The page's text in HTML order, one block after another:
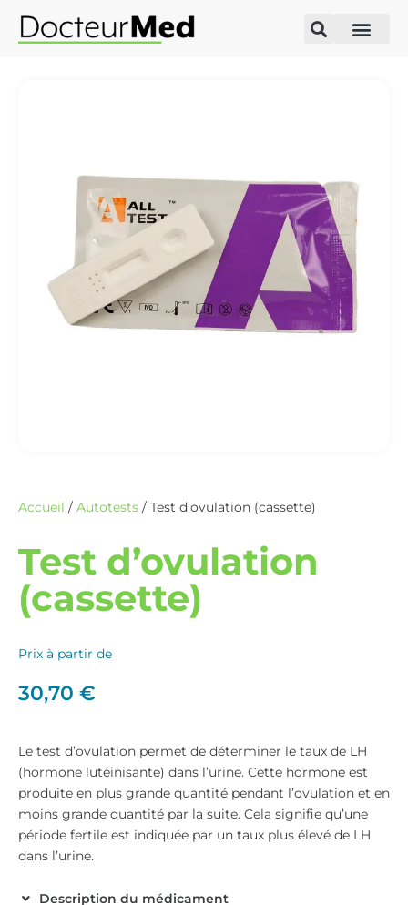
Accueil / Autotests / Test d’ovulation (cassette)
Test d’ovulation
(cassette)
Prix à partir de
30,70 €
Le test d’ovulation permet de déterminer le taux de LH
(hormone lutéinisante) dans l’urine. Cette hormone est
produite en plus grande quantité pendant l’ovulation et en
moins grande quantité par la suite. Cela signifie qu’une
période fertile est indiquée par un taux plus élevé de LH
dans l’urine.
Description du médicament